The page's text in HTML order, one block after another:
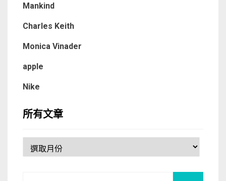
Mankind
Charles Keith
Monica Vinader
apple
Nike
所有文章
有